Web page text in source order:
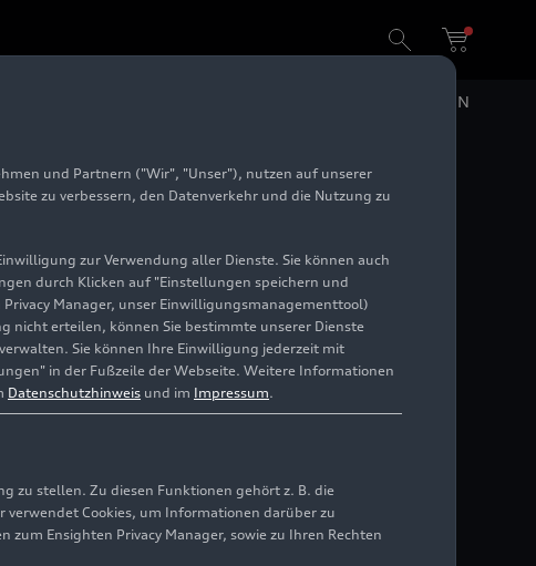
EN
Design, hoher
in eine
(PPC) und werden von
Die
hybridquattro bieten mit
indem sie das Beste
und Partnern ("Wir", "Unser"), nutzen auf unserer
zu verbessern, den Datenverkehr und die Nutzung zu
zur Verwendung aller Dienste. Sie können auch
durch Klicken auf "Einstellungen speichern und
Manager, unser Einwilligungsmanagementtool)
nicht erteilen, können Sie bestimmte unserer Dienste
Sie können Ihre Einwilligung jederzeit mit
in der Fußzeile der Webseite. Weitere Informationen
Datenschutzhinweis und im Impressum.
zu stellen. Zu diesen Funktionen gehört z. B. die
verwendet Cookies, um Informationen darüber zu
Ensighten Privacy Manager, sowie zu Ihren Rechten